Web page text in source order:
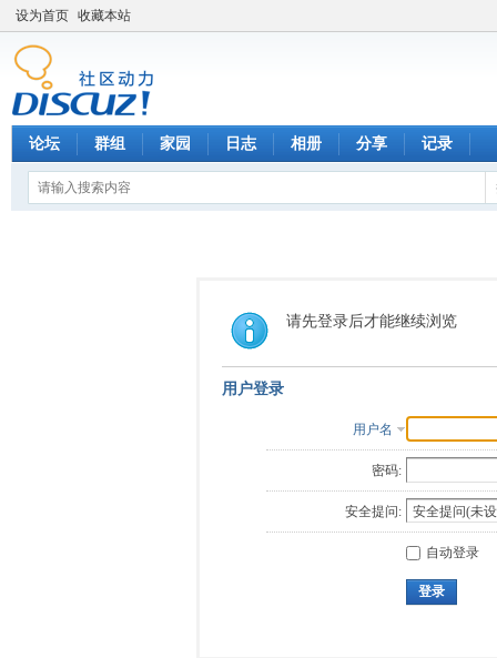
设为首页 收藏本站
论坛 群组 家园 日志 相册 分享 记录
请先登录后才能继续浏览
用户登录
用户名
密码:
安全提问:
自动登录
登录